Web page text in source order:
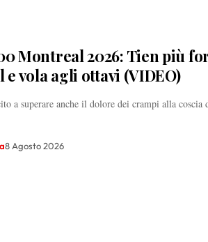
Montreal 2026: Tien più
e vola agli ottavi (VIDEO)
a superare anche il dolore dei crampi alla coscia
8 Agosto 2026